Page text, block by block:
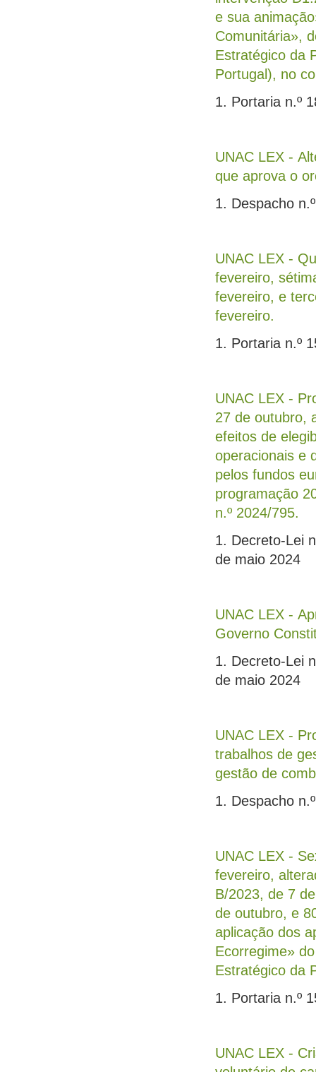
e sua
Comunitária»,
Estratégico da
Portugal), no
1. Portaria n.º
UNAC LEX -
que aprova o
1. Despacho
UNAC LEX -
fevereiro,
fevereiro, e
fevereiro.
1. Portaria n.º
UNAC LEX -
27 de outubro,
efeitos de
operacionais e
pelos fundos
programação
n.º 2024/795.
1. Decreto-Lei
de maio 2024
UNAC LEX -
Governo
1. Decreto-Lei
de maio 2024
UNAC LEX -
trabalhos de
gestão de
1. Despacho
UNAC LEX -
fevereiro,
B/2023, de 7
de outubro, e
aplicação dos
Ecorregime»
Estratégico da
1. Portaria n.º
UNAC LEX -